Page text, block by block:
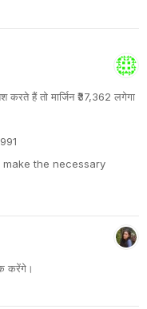
हैं तो मार्जिन ₹37,362 लगेगा
the necessary
करेंगे।